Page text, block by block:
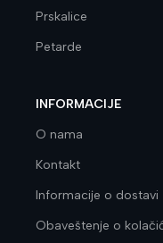
Prskalice
Petarde
INFORMACIJE
O nama
Kontakt
Informacije o dostavi
Obaveštenje o